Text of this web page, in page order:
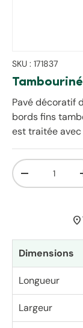
SKU : 171837
Pavé décoratif
bords fins
est traitée
Qté
Diminuer la
location_on
Dimensions
Longueur
Largeur